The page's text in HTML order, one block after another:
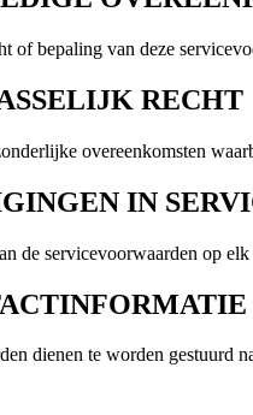
of bepaling van deze
RECHT
overeenkomsten
IN
de servicevoorwaarden op
dienen te worden gestuurd